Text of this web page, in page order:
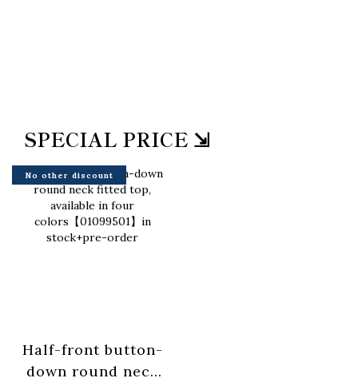
SPECIAL PRICE ⇲
No other discount
Half-front button-
down round neck